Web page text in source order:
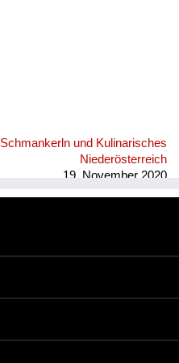
Schmankerln und Kulinarisches
Niederösterreich
19. November 2020